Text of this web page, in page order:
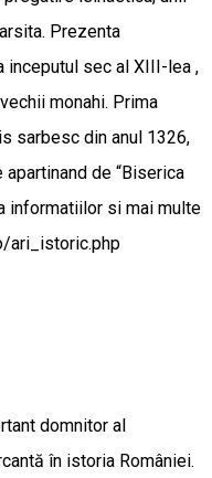
Prezenta
inceputul sec al XIII-lea ,
monahi. Prima
sarbesc din anul 1326,
de “Biserica
informatiilor si mai multe
ari_istoric.php
domnitor al
în istoria României.